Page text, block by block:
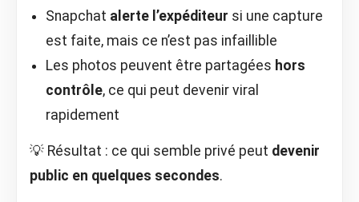
Snapchat alerte l’expéditeur si une capture
est faite, mais ce n’est pas infaillible
Les photos peuvent être partagées hors
contrôle, ce qui peut devenir viral
rapidement
💡 Résultat : ce qui semble privé peut devenir
public en quelques secondes.